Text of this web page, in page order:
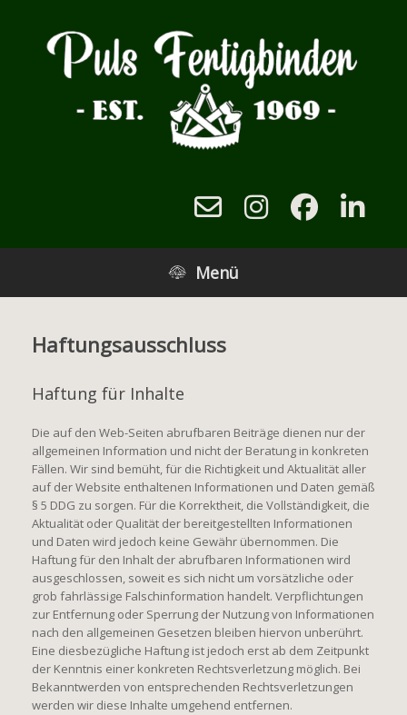
springen
Menü
Haftungsausschluss
Haftung für Inhalte
Die auf den Web-Seiten abrufbaren Beiträge dienen nur der
allgemeinen Information und nicht der Beratung in konkreten
Fällen. Wir sind bemüht, für die Richtigkeit und Aktualität aller
auf der Website enthaltenen Informationen und Daten gemäß
§ 5 DDG zu sorgen. Für die Korrektheit, die Vollständigkeit, die
Aktualität oder Qualität der bereitgestellten Informationen
und Daten wird jedoch keine Gewähr übernommen. Die
Haftung für den Inhalt der abrufbaren Informationen wird
ausgeschlossen, soweit es sich nicht um vorsätzliche oder
grob fahrlässige Falschinformation handelt. Verpflichtungen
zur Entfernung oder Sperrung der Nutzung von Informationen
nach den allgemeinen Gesetzen bleiben hiervon unberührt.
Eine diesbezügliche Haftung ist jedoch erst ab dem Zeitpunkt
der Kenntnis einer konkreten Rechtsverletzung möglich. Bei
Bekanntwerden von entsprechenden Rechtsverletzungen
werden wir diese Inhalte umgehend entfernen.